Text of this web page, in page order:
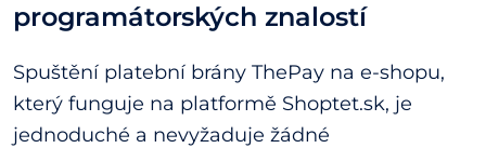
programátorských znalostí
Spuštění platební brány ThePay na e-shopu,
který funguje na platformě Shoptet.sk, je
jednoduché a nevyžaduje žádné